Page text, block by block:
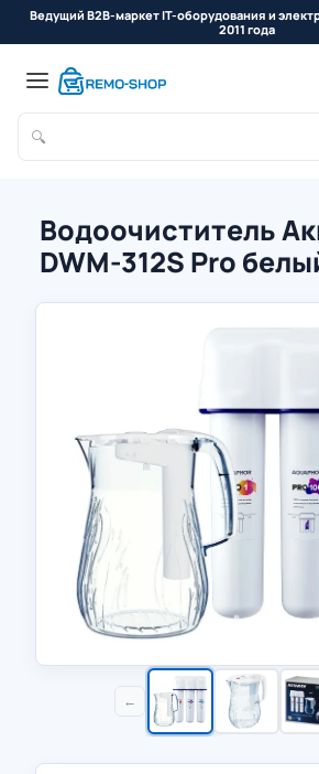
Ведущий B2B-маркет IT-оборудования и
2011 года
🔍
Водоочиститель
DWM-312S Pro
←